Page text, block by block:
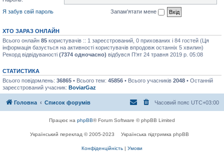
Я забув свій пароль
Запам'ятати мене
ХТО ЗАРАЗ ОНЛАЙН
Всього онлайн 85 користувачів :: 1 зареєстрований, 0 прихованих і 84 гостей (Ця
інформація базується на активності користувачів впродовж останніх 5 хвилин)
Рекорд відвідуваності (7374 одночасно) відбувся П'ят 24 травня 2019 р. 05:08
СТАТИСТИКА
Всього повідомлень: 36865 • Всього тем: 45856 • Всього учасників 2048 • Останній
зареєстрований учасник: BoviarGaz
Головна Список форумів Часовий пояс UTC+03:00
Працює на phpBB® Forum Software © phpBB Limited
Український переклад © 2005-2023 Українська підтримка phpBB
Конфіденційність | Умови